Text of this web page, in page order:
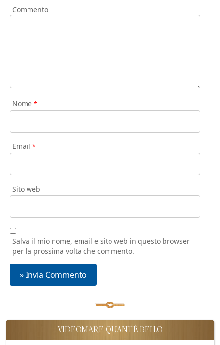
Commento
Nome *
Email *
Sito web
Salva il mio nome, email e sito web in questo browser
per la prossima volta che commento.
VIDEOMARE QUANT'È BELLO